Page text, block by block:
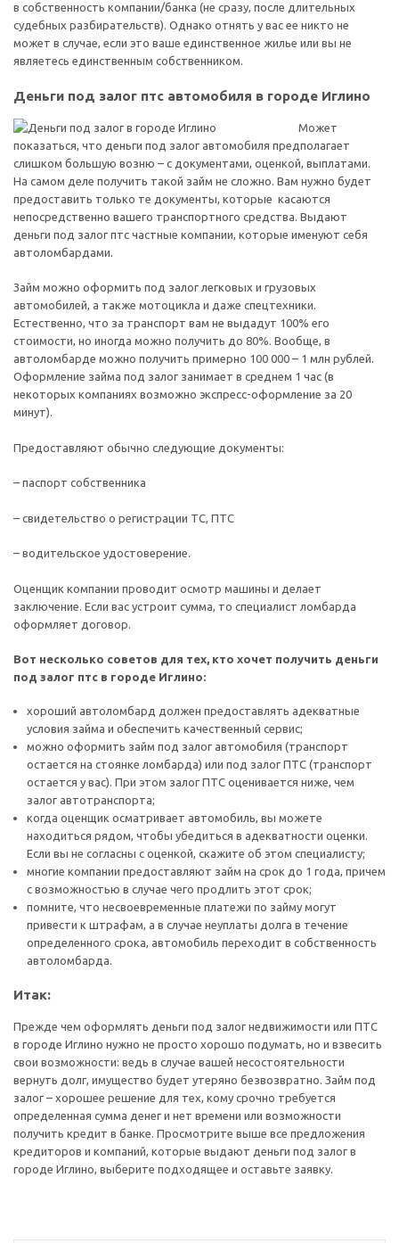
в собственность компании/банка (не сразу, после длительных
судебных разбирательств). Однако отнять у вас ее никто не
может в случае, если это ваше единственное жилье или вы не
являетесь единственным собственником.
Деньги под залог птс автомобиля в городе Иглино
Может
показаться, что деньги под залог автомобиля предполагает
слишком большую возню – с документами, оценкой, выплатами.
На самом деле получить такой займ не сложно. Вам нужно будет
предоставить только те документы, которые касаются
непосредственно вашего транспортного средства. Выдают
деньги под залог птс частные компании, которые именуют себя
автоломбардами.
Займ можно оформить под залог легковых и грузовых
автомобилей, а также мотоцикла и даже спецтехники.
Естественно, что за транспорт вам не выдадут 100% его
стоимости, но иногда можно получить до 80%. Вообще, в
автоломбарде можно получить примерно 100 000 – 1 млн рублей.
Оформление займа под залог занимает в среднем 1 час (в
некоторых компаниях возможно экспресс-оформление за 20
минут).
Предоставляют обычно следующие документы:
– паспорт собственника
– свидетельство о регистрации ТС, ПТС
– водительское удостоверение.
Оценщик компании проводит осмотр машины и делает
заключение. Если вас устроит сумма, то специалист ломбарда
оформляет договор.
Вот несколько советов для тех, кто хочет получить деньги
под залог птс в городе Иглино:
хороший автоломбард должен предоставлять адекватные
условия займа и обеспечить качественный сервис;
можно оформить займ под залог автомобиля (транспорт
остается на стоянке ломбарда) или под залог ПТС (транспорт
остается у вас). При этом залог ПТС оценивается ниже, чем
залог автотранспорта;
когда оценщик осматривает автомобиль, вы можете
находиться рядом, чтобы убедиться в адекватности оценки.
Если вы не согласны с оценкой, скажите об этом специалисту;
многие компании предоставляют займ на срок до 1 года, причем
с возможностью в случае чего продлить этот срок;
помните, что несвоевременные платежи по займу могут
привести к штрафам, а в случае неуплаты долга в течение
определенного срока, автомобиль переходит в собственность
автоломбарда.
Итак:
Прежде чем оформлять деньги под залог недвижимости или ПТС
в городе Иглино нужно не просто хорошо подумать, но и взвесить
свои возможности: ведь в случае вашей несостоятельности
вернуть долг, имущество будет утеряно безвозвратно. Займ под
залог – хорошее решение для тех, кому срочно требуется
определенная сумма денег и нет времени или возможности
получить кредит в банке. Просмотрите выше все предложения
кредиторов и компаний, которые выдают деньги под залог в
городе Иглино, выберите подходящее и оставьте заявку.